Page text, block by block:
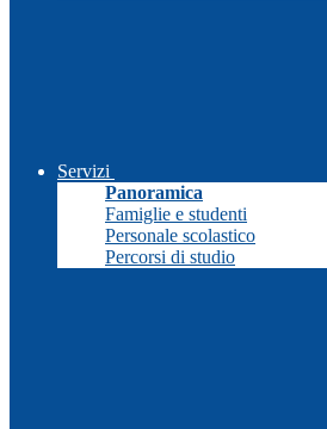
Servizi
Panoramica
Famiglie e studenti
Personale scolastico
Percorsi di studio